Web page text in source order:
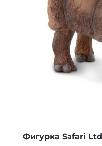
Фигурка Safari